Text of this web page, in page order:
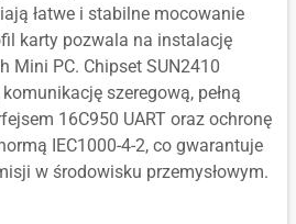
łatwe i stabilne mocowanie
karty pozwala na instalację
Mini PC. Chipset SUN2410
szeregową, pełną
16C950 UART oraz ochronę
IEC1000-4-2, co gwarantuje
w środowisku przemysłowym.